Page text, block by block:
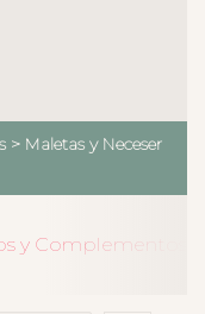
> Maletas y Neceser
y Complementos